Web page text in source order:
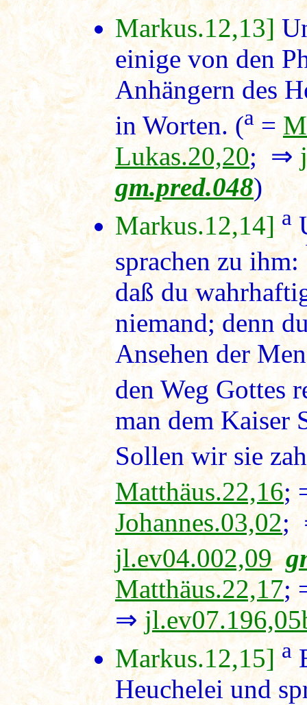
Markus.12,13]
einige von den
Anhängern des
in Worten. (a=
Lukas.20,20; ⇒
gm.pred.048)
Markus.12,14] a
sprachen zu ihm:
daß du
niemand; denn
Ansehen der
den Weg Gottes
man dem Kaiser
Sollen wir sie
Matthäus.22,16;
Johannes.03,02;
jl.ev04.002,09
Matthäus.22,17;
⇒
Markus.12,15] a
Heuchelei und